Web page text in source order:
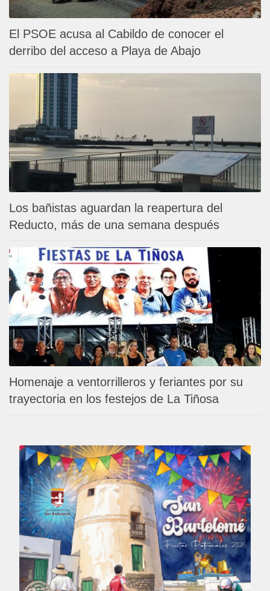
El PSOE acusa al Cabildo de conocer el
derribo del acceso a Playa de Abajo
Los bañistas aguardan la reapertura del
Reducto, más de una semana después
Homenaje a ventorrilleros y feriantes por su
trayectoria en los festejos de La Tiñosa